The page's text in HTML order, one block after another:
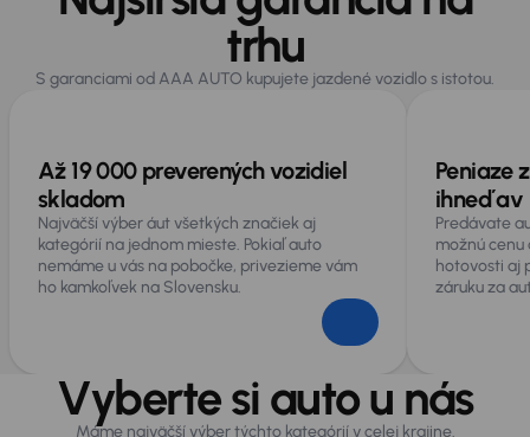
trhu
S garanciami od AAA AUTO kupujete jazdené vozidlo s istotou.
Až 19 000 preverených vozidiel
skladom
Najväčší výber áut všetkých značiek aj
kategórií na jednom mieste. Pokiaľ auto
nemáme u vás na pobočke, privezieme vám
ho kamkoľvek na Slovensku.
Peniaze
ihneď av
Predávate
možnú
hotovosti aj
záruku za
Vyberte si auto u nás
Máme najväčší výber týchto kategórií v celej krajine.